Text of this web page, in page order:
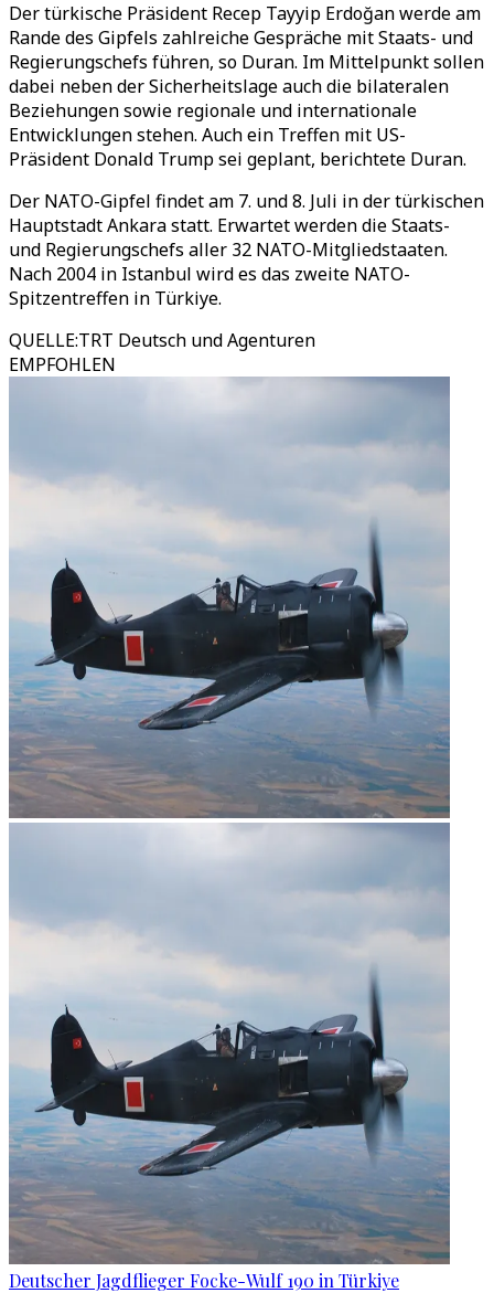
Der türkische Präsident Recep Tayyip Erdoğan werde am
Rande des Gipfels zahlreiche Gespräche mit Staats- und
Regierungschefs führen, so Duran. Im Mittelpunkt sollen
dabei neben der Sicherheitslage auch die bilateralen
Beziehungen sowie regionale und internationale
Entwicklungen stehen. Auch ein Treffen mit US-
Präsident Donald Trump sei geplant, berichtete Duran.
Der NATO-Gipfel findet am 7. und 8. Juli in der türkischen
Hauptstadt Ankara statt. Erwartet werden die Staats-
und Regierungschefs aller 32 NATO-Mitgliedstaaten.
Nach 2004 in Istanbul wird es das zweite NATO-
Spitzentreffen in Türkiye.
QUELLE:TRT Deutsch und Agenturen
EMPFOHLEN
Deutscher Jagdflieger Focke-Wulf 190 in Türkiye